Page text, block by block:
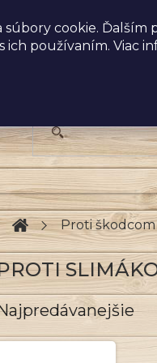
súbory cookie.
ich používaním. Viac
DomovProti škodcom